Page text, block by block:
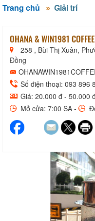
Trang chủ Giải trí
OHANA & WIN1981
258 , Bùi Thị Xuân,
Đồng
Số điện thoại: 093 896
Giá: 20.000 đ - 50.000
Mở cửa: 7:00 SA -